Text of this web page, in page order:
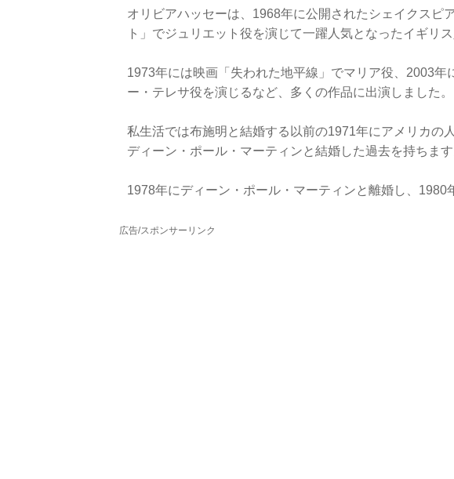
オリビアハッセーは、1968年に公開されたシェイクスピ
ト」でジュリエット役を演じて一躍人気となったイギリス
1973年には映画「失われた地平線」でマリア役、2003年
ー・テレサ役を演じるなど、多くの作品に出演しました。
私生活では布施明と結婚する以前の1971年にアメリカの
ディーン・ポール・マーティンと結婚した過去を持ちます
1978年にディーン・ポール・マーティンと離婚し、1980
広告/スポンサーリンク